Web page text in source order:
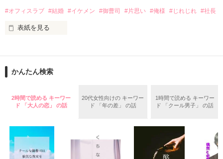
＝＝＝＝＝＝＝＝＝＝
×
会社員
天羽　清良（あまはね　きよら）25歳
【公開日：2020/08/25】
#オフィスラブ #結婚 #イケメン #御曹司 #片思い #俺様 #じれじれ #社長
表紙を見る
女なら誰だって前者に好意を寄せると思う。
かんたん検索
2時間で読める キーワー
ド 「大人の恋」 の話
20代女性向けの キーワー
ド 「年の差」 の話
1時間で読める キーワー
ド 「クール男子」 の話